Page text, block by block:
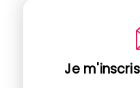
Je